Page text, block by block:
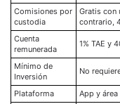
Comisiones por
custodia
Gratis con
contrario,
Cuenta
remunerada
1% TAE y
Mínimo de
Inversión
No
Plataforma
App y